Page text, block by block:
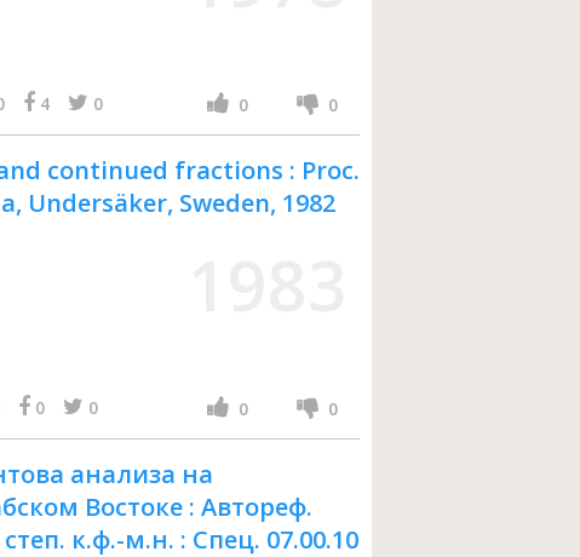
4 0 0 0
continued fractions : Proc.
Undersäker, Sweden, 1982
0 0 0 0
анализа на
Востоке : Автореф.
к.ф.-м.н. : Спец. 07.00.10